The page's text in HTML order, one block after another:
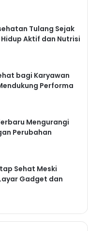
Tulang Sejak
Aktif dan Nutrisi
bagi Karyawan
Performa
Mengurangi
Perubahan
Sehat Meski
Gadget dan